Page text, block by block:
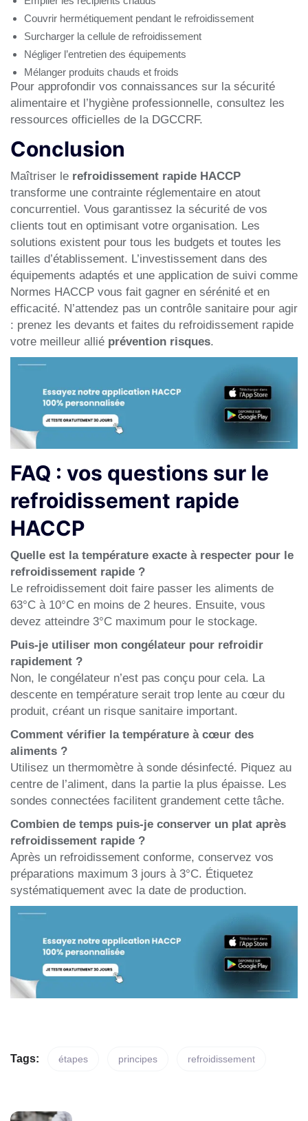
Couvrir hermétiquement pendant le refroidissement
Surcharger la cellule de refroidissement
Négliger l’entretien des équipements
Mélanger produits chauds et froids
Pour approfondir vos connaissances sur la sécurité
alimentaire et l’hygiène professionnelle, consultez les
ressources officielles de la DGCCRF.
Conclusion
Maîtriser le refroidissement rapide HACCP
transforme une contrainte réglementaire en atout
concurrentiel. Vous garantissez la sécurité de vos
clients tout en optimisant votre organisation. Les
solutions existent pour tous les budgets et toutes les
tailles d’établissement. L’investissement dans des
équipements adaptés et une application de suivi comme
Normes HACCP vous fait gagner en sérénité et en
efficacité. N’attendez pas un contrôle sanitaire pour agir
: prenez les devants et faites du refroidissement rapide
votre meilleur allié prévention risques.
FAQ : vos questions sur le
refroidissement rapide
HACCP
Quelle est la température exacte à respecter pour le
refroidissement rapide ?
Le refroidissement doit faire passer les aliments de
63°C à 10°C en moins de 2 heures. Ensuite, vous
devez atteindre 3°C maximum pour le stockage.
Puis-je utiliser mon congélateur pour refroidir
rapidement ?
Non, le congélateur n’est pas conçu pour cela. La
descente en température serait trop lente au cœur du
produit, créant un risque sanitaire important.
Comment vérifier la température à cœur des
aliments ?
Utilisez un thermomètre à sonde désinfecté. Piquez au
centre de l’aliment, dans la partie la plus épaisse. Les
sondes connectées facilitent grandement cette tâche.
Combien de temps puis-je conserver un plat après
refroidissement rapide ?
Après un refroidissement conforme, conservez vos
préparations maximum 3 jours à 3°C. Étiquetez
systématiquement avec la date de production.
Tags: étapes principes refroidissement